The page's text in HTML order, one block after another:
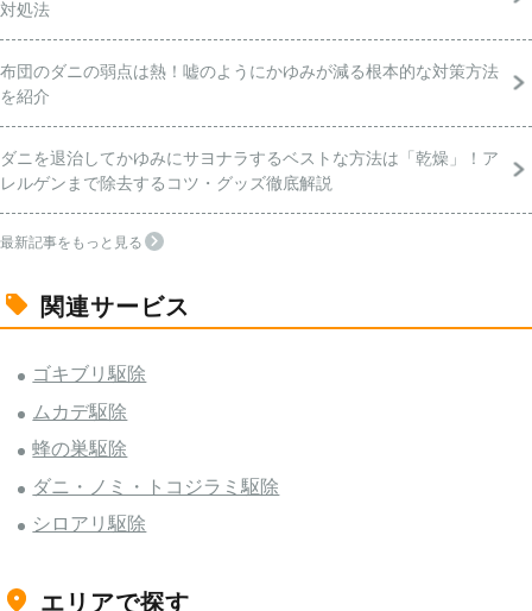
対処法
布団のダニの弱点は熱！嘘のようにかゆみが減る根本的な対策方法
を紹介
ダニを退治してかゆみにサヨナラするベストな方法は「乾燥」！ア
レルゲンまで除去するコツ・グッズ徹底解説
最新記事をもっと見る
関連サービス
ゴキブリ駆除
ムカデ駆除
蜂の巣駆除
ダニ・ノミ・トコジラミ駆除
シロアリ駆除
エリアで探す